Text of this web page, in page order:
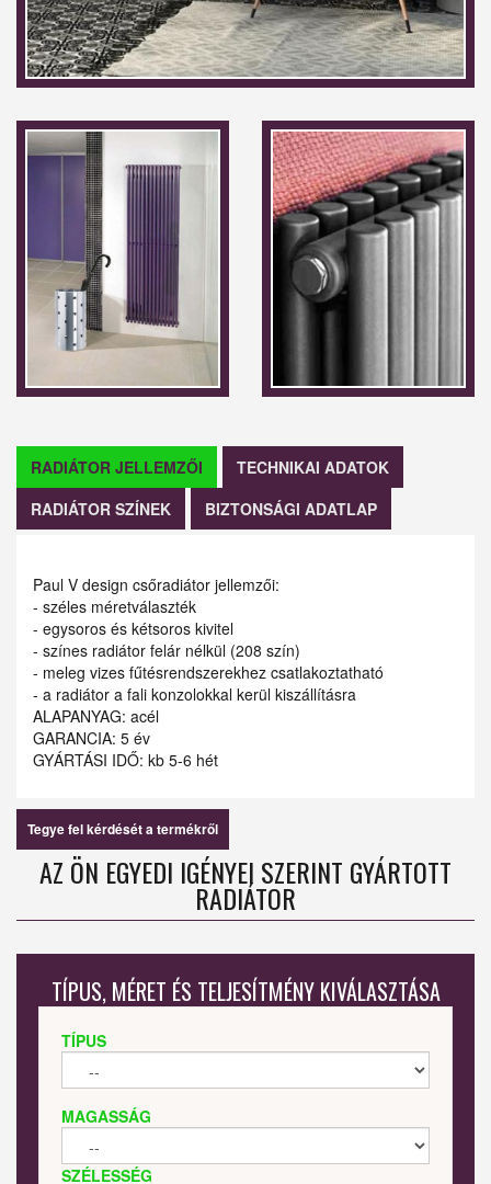
RADIÁTOR JELLEMZŐI
TECHNIKAI ADATOK
RADIÁTOR SZÍNEK
BIZTONSÁGI ADATLAP
Paul V design csőradiátor jellemzői:
- széles méretválaszték
- egysoros és kétsoros kivitel
- színes radiátor felár nélkül (208 szín)
- meleg vizes fűtésrendszerekhez csatlakoztatható
- a radiátor a fali konzolokkal kerül kiszállításra
ALAPANYAG: acél
GARANCIA: 5 év
GYÁRTÁSI IDŐ: kb 5-6 hét
Tegye fel kérdését a termékről
AZ ÖN EGYEDI IGÉNYEI SZERINT GYÁRTOTT
RADIÁTOR
TÍPUS, MÉRET ÉS TELJESÍTMÉNY KIVÁLASZTÁSA
TÍPUS
MAGASSÁG
SZÉLESSÉG